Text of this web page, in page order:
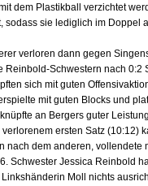
dem Plastikball verzichtet
sodass sie lediglich im
verloren dann gegen
Reinbold-Schwestern nach 0:2
sich mit guten
mit guten Blocks und
an Bergers guter
ersten Satz (10:12)
nach dem anderen,
Schwester Jessica Reinbold
Moll nichts